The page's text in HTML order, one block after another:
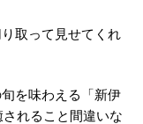
取って見せてくれ
を味わえる「新伊
れること間違いな